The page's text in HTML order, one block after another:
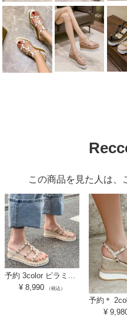
この商品を見た人は、
予約 3color ピラミ...
¥ 8,990 （税込）
予約＊
¥